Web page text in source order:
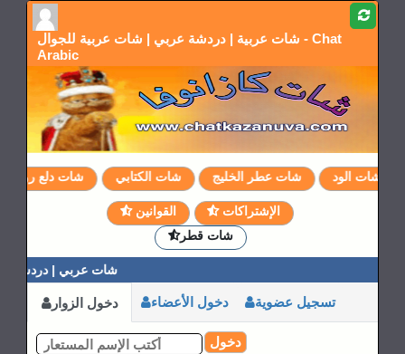
شات عربية | دردشة عربي | شات عربية للجوال - Chat
Arabic
شات دلع روحي شات الكتابي شات عطر الخليج شات الود
القوانين
الإشتراكات
شات قطر
شات عربي | دردشة
دخول الزوار دخول الأعضاء تسجيل عضوية
دخول